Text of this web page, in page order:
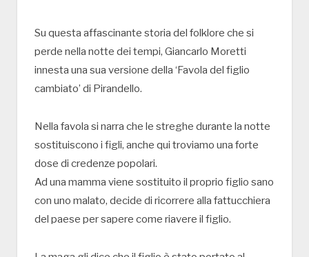
Su questa affascinante storia del folklore che si
perde nella notte dei tempi, Giancarlo Moretti
innesta una sua versione della ‘Favola del figlio
cambiato’ di Pirandello.
Nella favola si narra che le streghe durante la notte
sostituiscono i figli, anche qui troviamo una forte
dose di credenze popolari.
Ad una mamma viene sostituito il proprio figlio sano
con uno malato, decide di ricorrere alla fattucchiera
del paese per sapere come riavere il figlio.